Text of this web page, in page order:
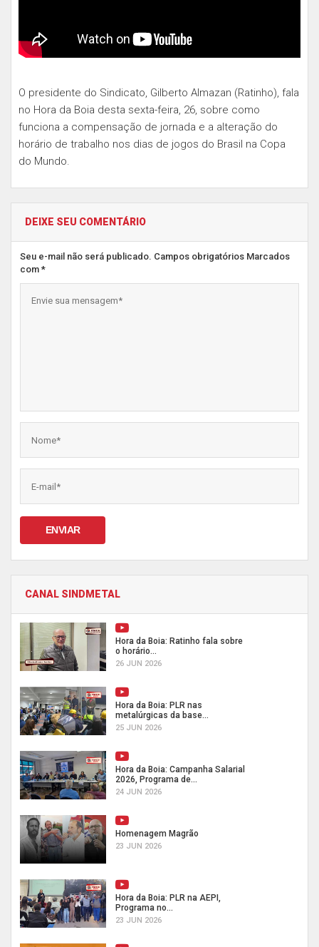
O presidente do Sindicato, Gilberto Almazan (Ratinho), fala
no Hora da Boia desta sexta-feira, 26, sobre como
funciona a compensação de jornada e a alteração do
horário de trabalho nos dias de jogos do Brasil na Copa
do Mundo.
DEIXE SEU COMENTÁRIO
Seu e-mail não será publicado. Campos obrigatórios Marcados
com *
ENVIAR
CANAL SINDMETAL
Hora da Boia: Ratinho fala sobre
o horário...
26 JUN 2026
Hora da Boia: PLR nas
metalúrgicas da base...
25 JUN 2026
Hora da Boia: Campanha Salarial
2026, Programa de...
24 JUN 2026
Homenagem Magrão
23 JUN 2026
Hora da Boia: PLR na AEPI,
Programa no...
23 JUN 2026